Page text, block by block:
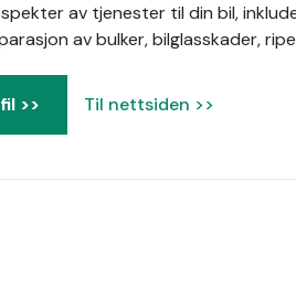
av tjenester til din bil,
av bulker, bilglasskader,
>> Til nettsiden >>